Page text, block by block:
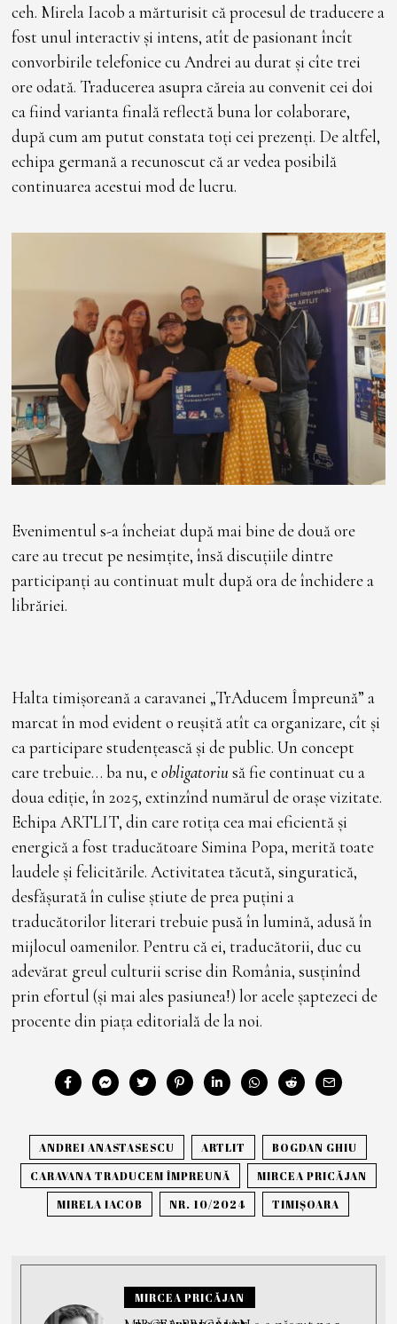
ceh. Mirela Iacob a mărturisit că procesul de traducere a
fost unul interactiv și intens, atît de pasionant încît
convorbirile telefonice cu Andrei au durat și cîte trei
ore odată. Traducerea asupra căreia au convenit cei doi
ca fiind varianta finală reflectă buna lor colaborare,
după cum am putut constata toți cei prezenți. De altfel,
echipa germană a recunoscut că ar vedea posibilă
continuarea acestui mod de lucru.
Evenimentul s-a încheiat după mai bine de două ore
care au trecut pe nesimțite, însă discuțiile dintre
participanți au continuat mult după ora de închidere a
librăriei.
Halta timișoreană a caravanei „TrAducem Împreună” a
marcat în mod evident o reușită atît ca organizare, cît și
ca participare studențească și de public. Un concept
care trebuie… ba nu, eobligatoriusă fie continuat cu a
doua ediție, în 2025, extinzînd numărul de orașe vizitate.
Echipa ARTLIT, din care rotița cea mai eficientă și
energică a fost traducătoare Simina Popa, merită toate
laudele și felicitările. Activitatea tăcută, singuratică,
desfășurată în culise știute de prea puțini a
traducătorilor literari trebuie pusă în lumină, adusă în
mijlocul oamenilor. Pentru că ei, traducătorii, duc cu
adevărat greul culturii scrise din România, susținînd
prin efortul (și mai ales pasiunea!) lor acele șaptezeci de
procente din piața editorială de la noi.
ANDREI ANASTASESCU ARTLIT
BOGDAN GHIU
CARAVANA TRADUCEM ÎMPREUNĂ
MIRCEA PRICĂJAN
MIRELA IACOB
NR. 10/2024 TIMIȘOARA
MIRCEA PRICĂJAN